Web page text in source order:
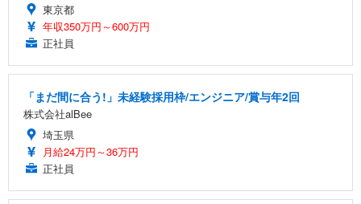
東京都
年収350万円～600万円
正社員
「まだ間に合う!」未経験採用枠/エンジニア/賞与年2回
株式会社alBee
埼玉県
月給24万円～36万円
正社員